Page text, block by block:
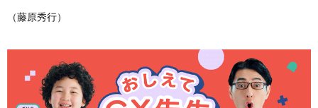
（藤原秀行）